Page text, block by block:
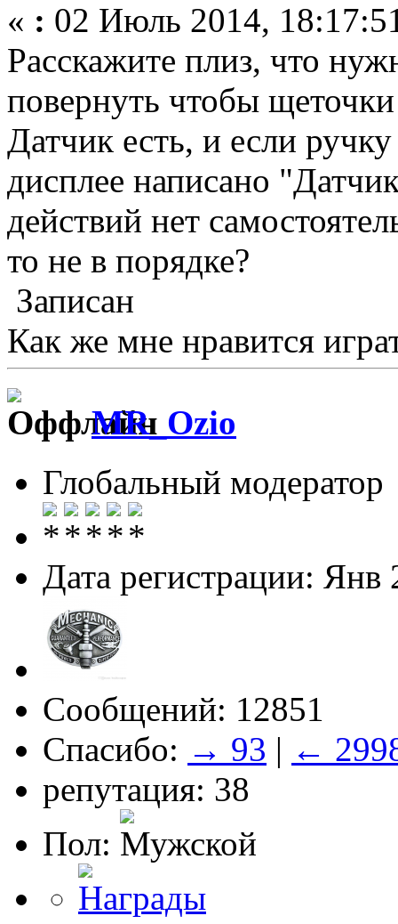
« : 02 Июль 2014,
Расскажите плиз, что
повернуть чтобы
Датчик есть, и если
дисплее написано
действий нет
то не в порядке?
Записан
Как же мне нравится
MR_Ozio
Глобальный модератор
Дата регистрации: Янв
Сообщений: 12851
Спасибо: → 93 | ←
репутация: 38
Пол: